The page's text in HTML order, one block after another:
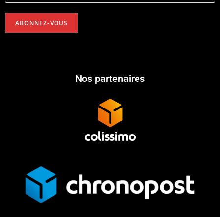
Nos partenaires